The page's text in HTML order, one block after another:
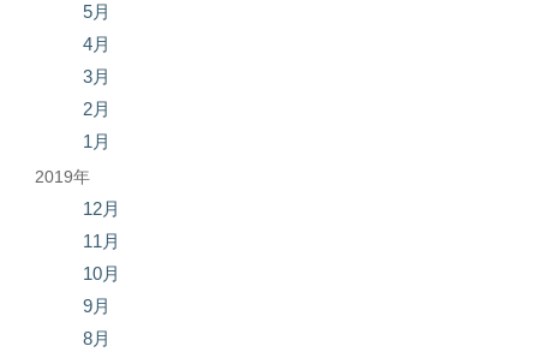
5月
4月
3月
2月
1月
2019年
12月
11月
10月
9月
8月